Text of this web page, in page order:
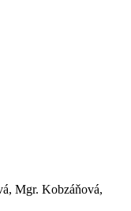
Mgr. Kobzáňová,